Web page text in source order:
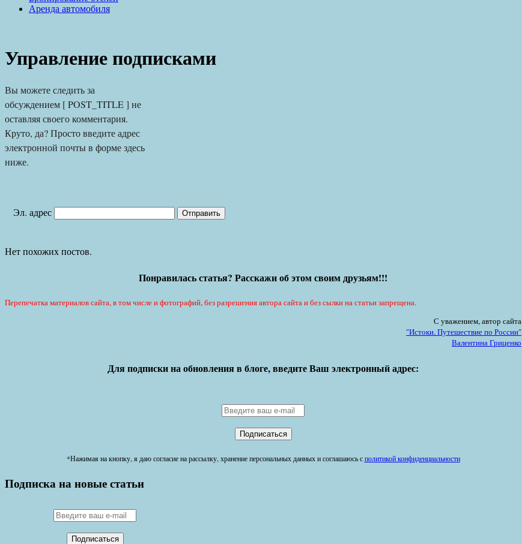
Аренда автомобиля
Управление подписками
Вы можете следить за
обсуждением [ POST_TITLE ] не
оставляя своего комментария.
Круто, да? Просто введите адрес
электронной почты в форме здесь
ниже.
Эл. адрес
Нет похожих постов.
Понравилась статья? Расскажи об этом своим друзьям!!!
Перепечатка материалов сайта, в том числе и фотографий, без разрешения автора сайта и без сылки на статьи запрещена.
С уважением, автор сайта
"Истоки. Путешествие по России"
Валентина Гриценко
Для подписки на обновления в блоге, введите Ваш электронный адрес:
*Нажимая на кнопку, я даю согласие на рассылку, хранение персональных данных и соглашаюсь сполитикой конфиденциальности
Подписка на новые статьи